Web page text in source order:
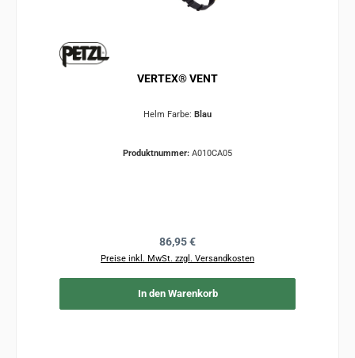
VERTEX® VENT
Helm Farbe: Blau
Produktnummer: A010CA05
Regulärer Preis:
86,95 €
Preise inkl. MwSt. zzgl. Versandkosten
In den Warenkorb